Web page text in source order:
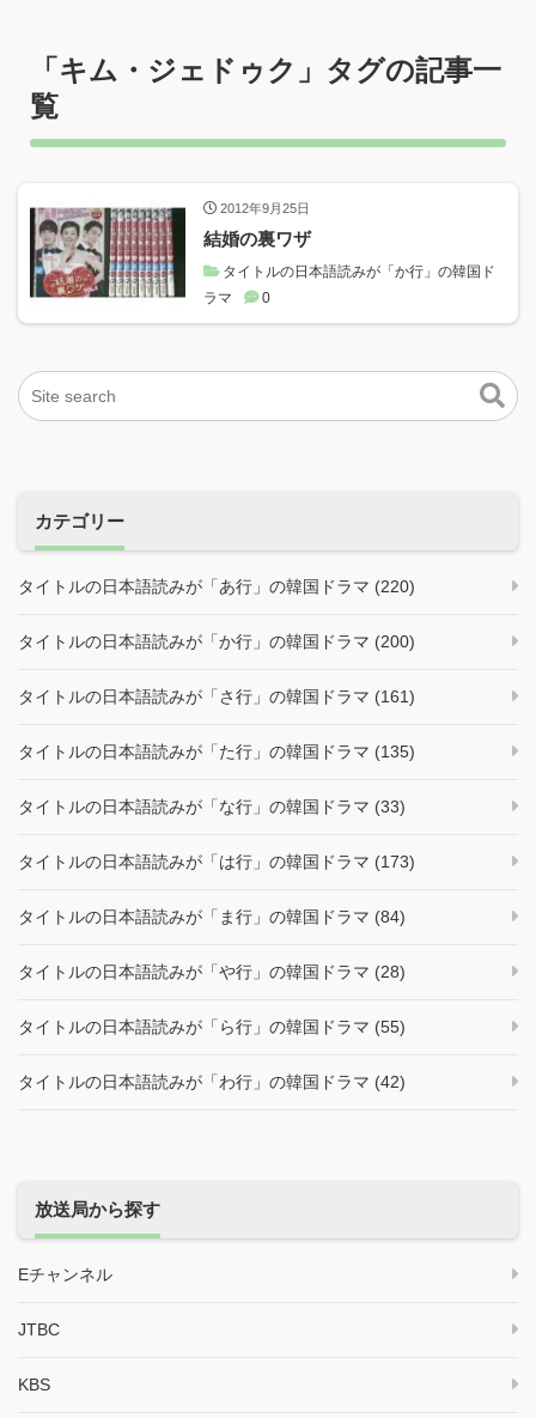
「キム・ジェドゥク 」タグの記事一
覧
2012年9月25日
結婚の裏ワザ
タイトルの日本語読みが「か行」の韓国ド
ラマ
0
カテゴリー
タイトルの日本語読みが「あ行」の韓国ドラマ (220)
タイトルの日本語読みが「か行」の韓国ドラマ (200)
タイトルの日本語読みが「さ行」の韓国ドラマ (161)
タイトルの日本語読みが「た行」の韓国ドラマ (135)
タイトルの日本語読みが「な行」の韓国ドラマ (33)
タイトルの日本語読みが「は行」の韓国ドラマ (173)
タイトルの日本語読みが「ま行」の韓国ドラマ (84)
タイトルの日本語読みが「や行」の韓国ドラマ (28)
タイトルの日本語読みが「ら行」の韓国ドラマ (55)
タイトルの日本語読みが「わ行」の韓国ドラマ (42)
放送局から探す
Eチャンネル
JTBC
KBS